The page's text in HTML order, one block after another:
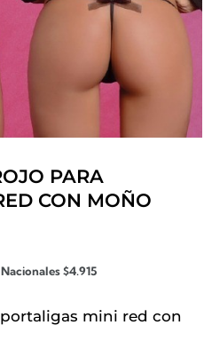
PARA
CON MOÑO
$4.915
mini red con